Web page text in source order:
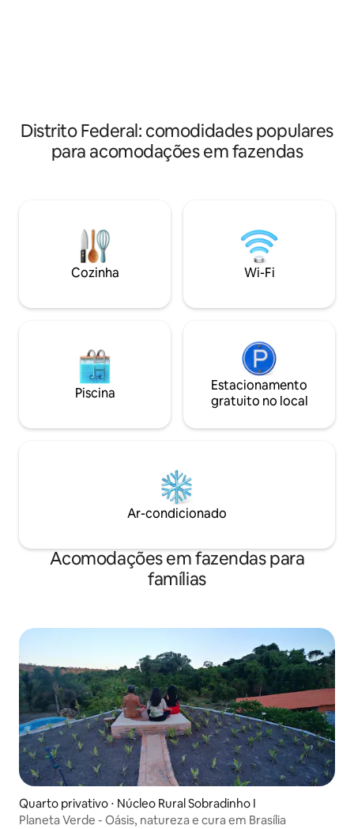
Distrito Federal: comodidades populares
para acomodações em fazendas
Cozinha Wi-Fi
Piscina
Estacionamento
gratuito no local
Ar-condicionado
Acomodações em fazendas para
famílias
Quarto privativo ⋅ Núcleo Rural Sobradinho I
Planeta Verde - Oásis, natureza e cura em Brasília